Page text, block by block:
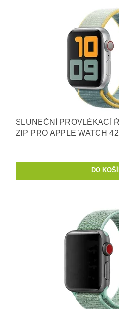
SLUNEČNÍ PROVLÉKACÍ
ZIP PRO APPLE WATCH